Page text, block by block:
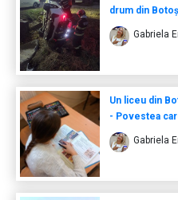
drum din
Gabriela
Un liceu din
- Povestea
Gabriela